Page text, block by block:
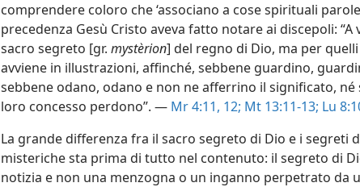
comprendere coloro che ‘associano a cose spirituali
precedenza Gesù Cristo aveva fatto notare ai discepoli: “A
sacro segreto [gr. mystèrion] del regno di Dio, ma per
avviene in illustrazioni, affinché, sebbene guardino,
sebbene odano, odano e non ne afferrino il significato, né
loro concesso perdono”. — Mr 4:11, 12; Mt 13:11-13; Lu
La grande differenza fra il sacro segreto di Dio e i segreti
misteriche sta prima di tutto nel contenuto: il segreto di
notizia e non una menzogna o un inganno perpetrato da